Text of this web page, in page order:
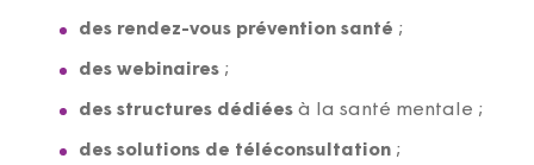
des rendez-vous prévention santé ;
des webinaires ;
des structures dédiées à la santé mentale ;
des solutions de téléconsultation ;